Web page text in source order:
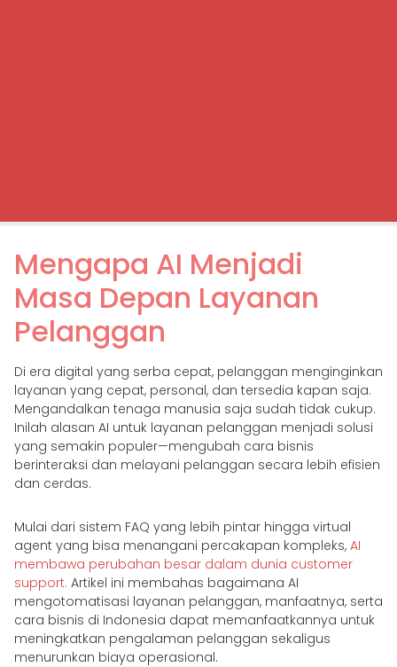
Mengapa AI Menjadi
Masa Depan Layanan
Pelanggan
Di era digital yang serba cepat, pelanggan menginginkan
layanan yang cepat, personal, dan tersedia kapan saja.
Mengandalkan tenaga manusia saja sudah tidak cukup.
Inilah alasan AI untuk layanan pelanggan menjadi solusi
yang semakin populer—mengubah cara bisnis
berinteraksi dan melayani pelanggan secara lebih efisien
dan cerdas.
Mulai dari sistem FAQ yang lebih pintar hingga virtual
agent yang bisa menangani percakapan kompleks, AI
membawa perubahan besar dalam dunia customer
support. Artikel ini membahas bagaimana AI
mengotomatisasi layanan pelanggan, manfaatnya, serta
cara bisnis di Indonesia dapat memanfaatkannya untuk
meningkatkan pengalaman pelanggan sekaligus
menurunkan biaya operasional.